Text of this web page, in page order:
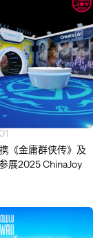
《金庸群侠传》及
展2025 ChinaJoy